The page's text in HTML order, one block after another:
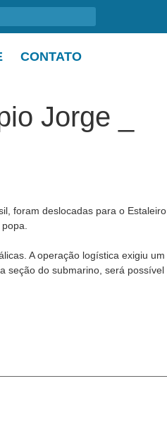
CONTATO
Jorge _
foram deslocadas para o Estaleiro
A operação logística exigiu um
seção do submarino, será possível